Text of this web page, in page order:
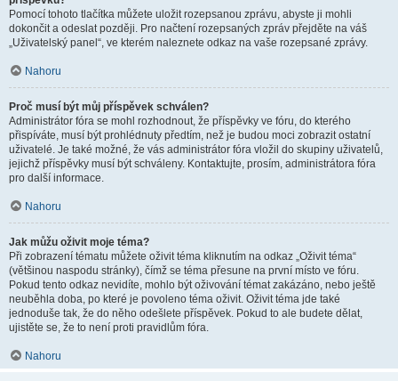
Pomocí tohoto tlačítka můžete uložit rozepsanou zprávu, abyste ji mohli
dokončit a odeslat později. Pro načtení rozepsaných zpráv přejděte na váš
„Uživatelský panel“, ve kterém naleznete odkaz na vaše rozepsané zprávy.
Nahoru
Proč musí být můj příspěvek schválen?
Administrátor fóra se mohl rozhodnout, že příspěvky ve fóru, do kterého
přispíváte, musí být prohlédnuty předtím, než je budou moci zobrazit ostatní
uživatelé. Je také možné, že vás administrátor fóra vložil do skupiny uživatelů,
jejichž příspěvky musí být schváleny. Kontaktujte, prosím, administrátora fóra
pro další informace.
Nahoru
Jak můžu oživit moje téma?
Při zobrazení tématu můžete oživit téma kliknutím na odkaz „Oživit téma“
(většinou naspodu stránky), čímž se téma přesune na první místo ve fóru.
Pokud tento odkaz nevidíte, mohlo být oživování témat zakázáno, nebo ještě
neuběhla doba, po které je povoleno téma oživit. Oživit téma jde také
jednoduše tak, že do něho odešlete příspěvek. Pokud to ale budete dělat,
ujistěte se, že to není proti pravidlům fóra.
Nahoru